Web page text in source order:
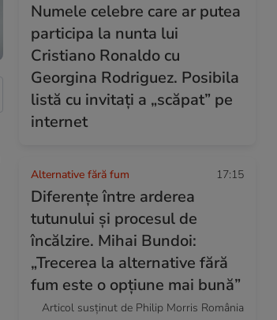
Numele celebre care ar putea
participa la nunta lui
Cristiano Ronaldo cu
Georgina Rodriguez. Posibila
listă cu invitați a „scăpat” pe
internet
Alternative fără fum 17:15
Diferențe între arderea
tutunului și procesul de
încălzire. Mihai Bundoi:
„Trecerea la alternative fără
fum este o opțiune mai bună”
Articol susținut de Philip Morris România